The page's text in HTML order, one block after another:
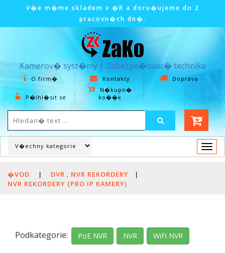
V�e m�me skladem v �R a doru�ujeme do 2
pracovn�ch dn�.
Kamerov� syst�my | Zabezpe�ovac� technika
O firm� Kontakty Doprava
P�ihl�sit se
N�kupn�
ko��k
�VOD | DVR , NVR REKORDERY
|
NVR REKORDERY (PRO IP KAMERY)
Podkategorie: PoE NVR NVR WiFi NVR